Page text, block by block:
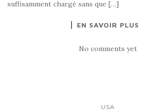
suffisamment chargé sans que […]
EN SAVOIR PLUS
No comments yet
USA